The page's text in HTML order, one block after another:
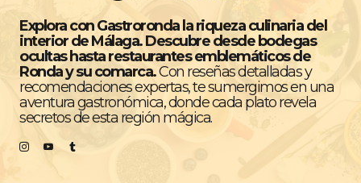
Explora con Gastroronda la riqueza culinaria del
interior de Málaga. Descubre desde bodegas
ocultas hasta restaurantes emblemáticos de
Ronda y su comarca.Con reseñas detalladas y
recomendaciones expertas, te sumergimos en una
aventura gastronómica, donde cada plato revela
secretos de esta región mágica.